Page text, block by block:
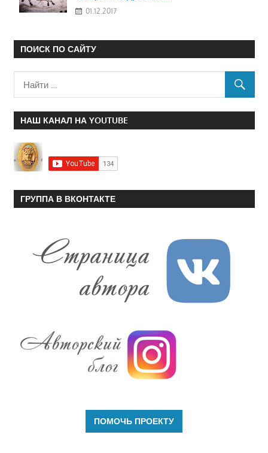
01.12.2017
ПОИСК ПО САЙТУ
НАШ КАНАЛ НА YOUTUBE
ГРУППА В ВКОНТАКТЕ